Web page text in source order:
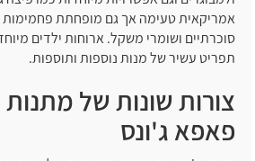
אמריקאית טעימה אך גם מופחתת
סוכרתיים ושומרי משקל. ארוחות ילדים
תפריט עשיר של מנות נוספות ותוספות.
צורות שונות של
פאפא ג'ונס